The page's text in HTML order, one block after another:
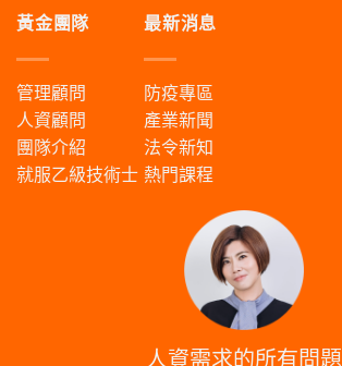
黃金團隊
管理顧問
人資顧問
團隊介紹
就服乙級技術士
最新消息
防疫專區
產業新聞
法令新知
熱門課程
人資需求的所有問題